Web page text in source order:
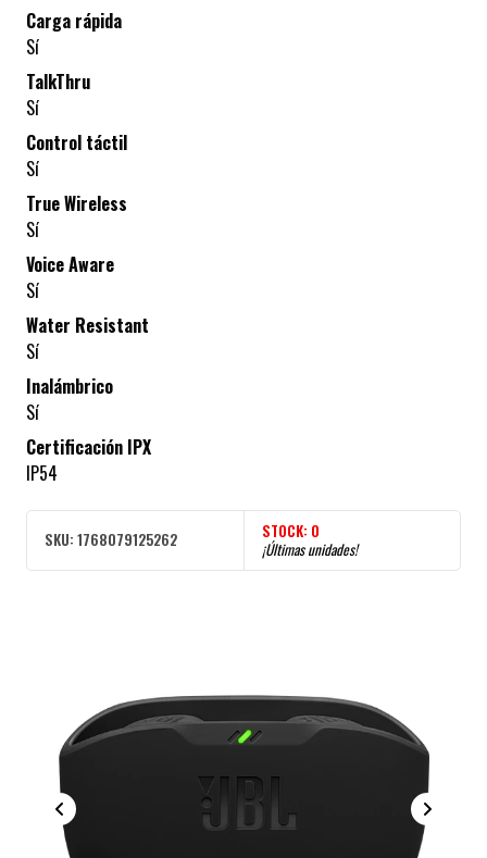
Carga rápida
Sí
TalkThru
Sí
Control táctil
Sí
True Wireless
Sí
Voice Aware
Sí
Water Resistant
Sí
Inalámbrico
Sí
Certificación IPX
IP54
SKU: 1768079125262 STOCK: 0
¡Últimas unidades!